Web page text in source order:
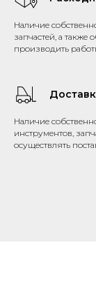
Наличие
запчастей, а также
производить
Наличие
инструментов,
осуществлять